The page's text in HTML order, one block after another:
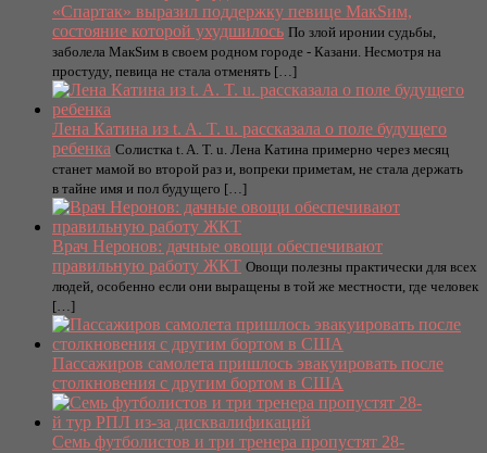
«Спартак» выразил поддержку певице МакSим,
состояние которой ухудшилось По злой иронии судьбы,
заболела МакSим в своем родном городе - Казани. Несмотря на
простуду, певица не стала отменять […]
Лена Катина из t. A. T. u. рассказала о поле будущего
ребенка Солистка t. A. T. u. Лена Катина примерно через месяц
станет мамой во второй раз и, вопреки приметам, не стала держать
в тайне имя и пол будущего […]
Врач Неронов: дачные овощи обеспечивают
правильную работу ЖКТ Овощи полезны практически для всех
людей, особенно если они выращены в той же местности, где человек
[…]
Пассажиров самолета пришлось эвакуировать после
столкновения с другим бортом в США
Семь футболистов и три тренера пропустят 28-